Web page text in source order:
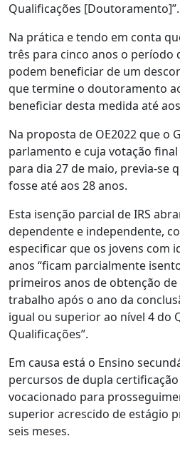
Qualificações [Doutoramento]”.
Na prática e tendo em conta
três para cinco anos o período
podem beneficiar de um
que termine o doutoramento
beneficiar desta medida até
Na proposta de OE2022 que o
parlamento e cuja votação
para dia 27 de maio, previa-se
fosse até aos 28 anos.
Esta isenção parcial de IRS
dependente e independente,
especificar que os jovens com
anos “ficam parcialmente
primeiros anos de obtenção
trabalho após o ano da
igual ou superior ao nível 4 do
Qualificações”.
Em causa está o Ensino
percursos de dupla
vocacionado para
superior acrescido de estágio
seis meses.